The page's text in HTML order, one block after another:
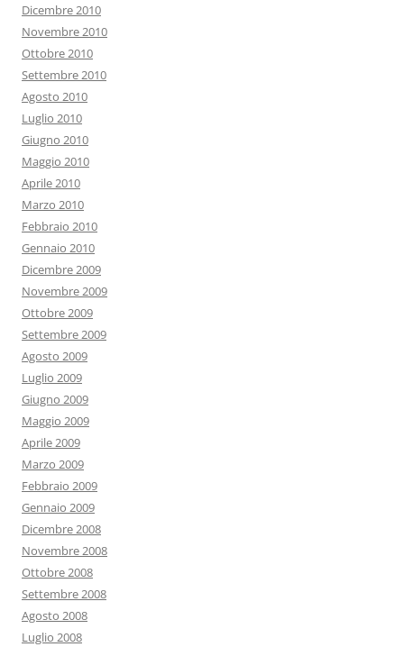
Dicembre 2010
Novembre 2010
Ottobre 2010
Settembre 2010
Agosto 2010
Luglio 2010
Giugno 2010
Maggio 2010
Aprile 2010
Marzo 2010
Febbraio 2010
Gennaio 2010
Dicembre 2009
Novembre 2009
Ottobre 2009
Settembre 2009
Agosto 2009
Luglio 2009
Giugno 2009
Maggio 2009
Aprile 2009
Marzo 2009
Febbraio 2009
Gennaio 2009
Dicembre 2008
Novembre 2008
Ottobre 2008
Settembre 2008
Agosto 2008
Luglio 2008